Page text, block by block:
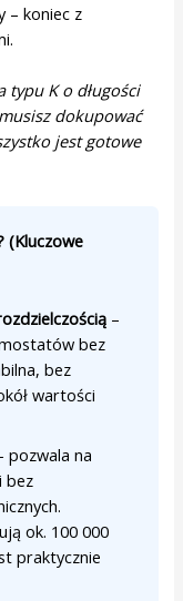
– koniec z
typu K o długości
dokupować
jest gotowe
(Kluczowe
–
bez
bez
wartości
pozwala na
bez
ok. 100 000
praktycznie